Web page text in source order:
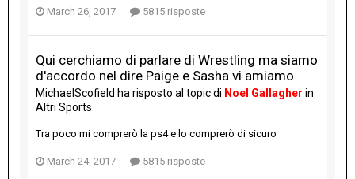
March 26, 2017 5815 risposte
Qui cerchiamo di parlare di Wrestling ma siamo
d'accordo nel dire Paige e Sasha vi amiamo
MichaelScofield ha risposto al topic di Noel Gallagher in
Altri Sports
Tra poco mi comprerò la ps4 e lo comprerò di sicuro
March 24, 2017 5815 risposte